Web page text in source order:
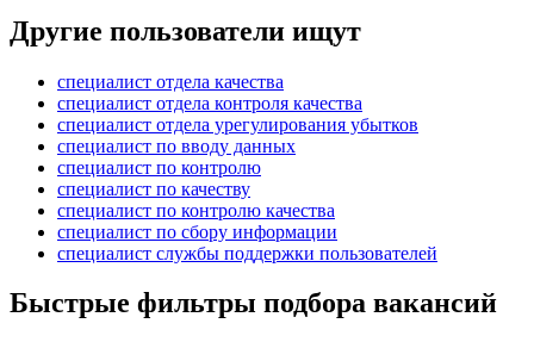
Другие пользователи ищут
специалист отдела качества
специалист отдела контроля качества
специалист отдела урегулирования убытков
специалист по вводу данных
специалист по контролю
специалист по качеству
специалист по контролю качества
специалист по сбору информации
специалист службы поддержки пользователей
Быстрые фильтры подбора вакансий